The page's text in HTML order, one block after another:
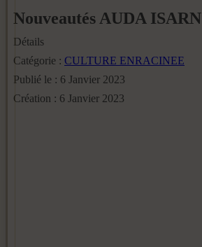
Nouveautés AUDA ISARN
Détails
Catégorie : CULTURE ENRACINEE
Publié le : 6 Janvier 2023
Création : 6 Janvier 2023